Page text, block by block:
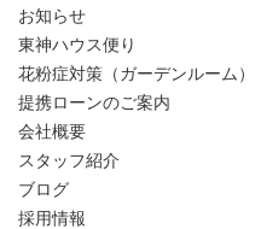
お知らせ
東神ハウス便り
花粉症対策（ガーデンルーム）
提携ローンのご案内
会社概要
スタッフ紹介
ブログ
採用情報